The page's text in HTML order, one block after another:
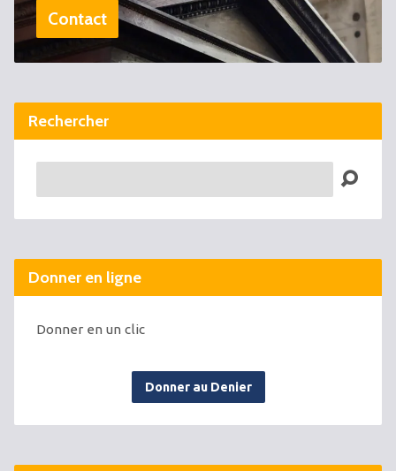
Contact
Rechercher
Donner en ligne
Donner en un clic
Donner au Denier